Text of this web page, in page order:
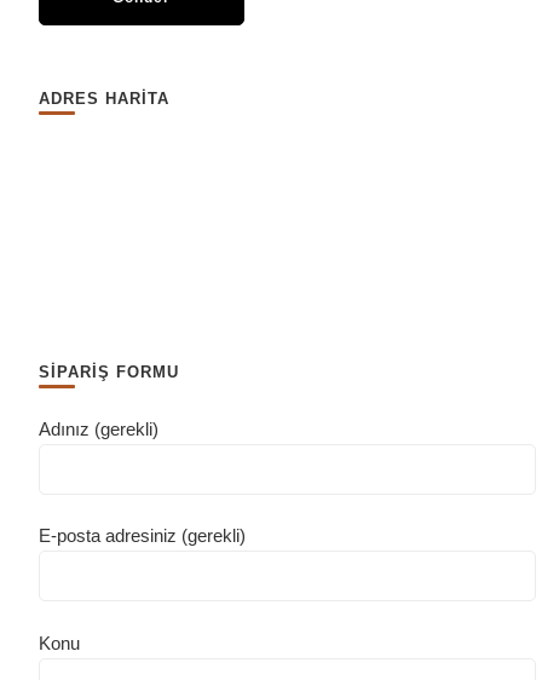
ADRES HARİTA
SİPARİŞ FORMU
Adınız (gerekli)
E-posta adresiniz (gerekli)
Konu